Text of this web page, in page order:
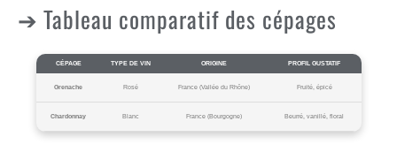
Tableau comparatif des cépages
CÉPAGE TYPE DE VIN ORIGINE PROFIL GUSTATIF
Grenache Rosé France (Vallée du Rhône) Fruité, épicé
Chardonnay Blanc France (Bourgogne) Beurré, vanillé, floral